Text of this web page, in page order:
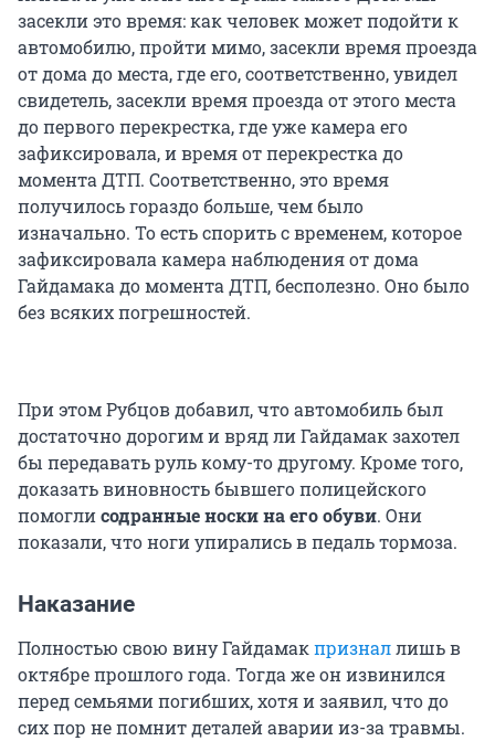
засекли это время: как человек может подойти к
автомобилю, пройти мимо, засекли время проезда
от дома до места, где его, соответственно, увидел
свидетель, засекли время проезда от этого места
до первого перекрестка, где уже камера его
зафиксировала, и время от перекрестка до
момента ДТП. Соответственно, это время
получилось гораздо больше, чем было
изначально. То есть спорить с временем, которое
зафиксировала камера наблюдения от дома
Гайдамака до момента ДТП, бесполезно. Оно было
без всяких погрешностей.
При этом Рубцов добавил, что автомобиль был
достаточно дорогим и вряд ли Гайдамак захотел
бы передавать руль кому-то другому. Кроме того,
доказать виновность бывшего полицейского
помоглисодранные носки на его обуви. Они
показали, что ноги упирались в педаль тормоза.
Наказание
Полностью свою вину Гайдамакпризналлишь в
октябре прошлого года. Тогда же он извинился
перед семьями погибших, хотя и заявил, что до
сих пор не помнит деталей аварии из-за травмы.